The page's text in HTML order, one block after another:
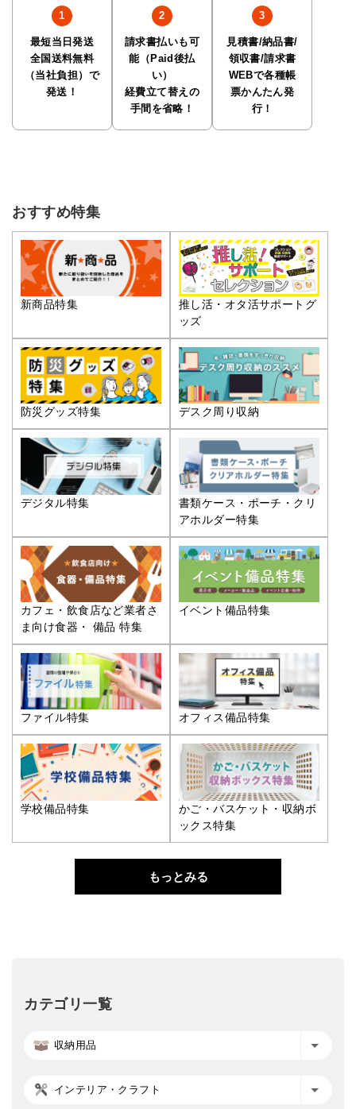
最短当日発送
全国送料無料
（当社負担）で
発送！
請求書払いも可
能（Paid後払
い）
経費立て替えの
手間を省略！
見積書/納品書/
領収書/請求書
WEBで各種帳
票かんたん発
行！
おすすめ特集
新商品特集
推し活・オタ活サポートグ
ッズ
防災グッズ特集 デスク周り収納
デジタル特集
書類ケース・ポーチ・クリ
アホルダー特集
カフェ・飲食店など業者さ
ま向け食器・ 備品 特集
イベント備品特集
ファイル特集 オフィス備品特集
学校備品特集
かご・バスケット・収納ボ
ックス特集
もっとみる
カテゴリ一覧
収納用品
インテリア・クラフト